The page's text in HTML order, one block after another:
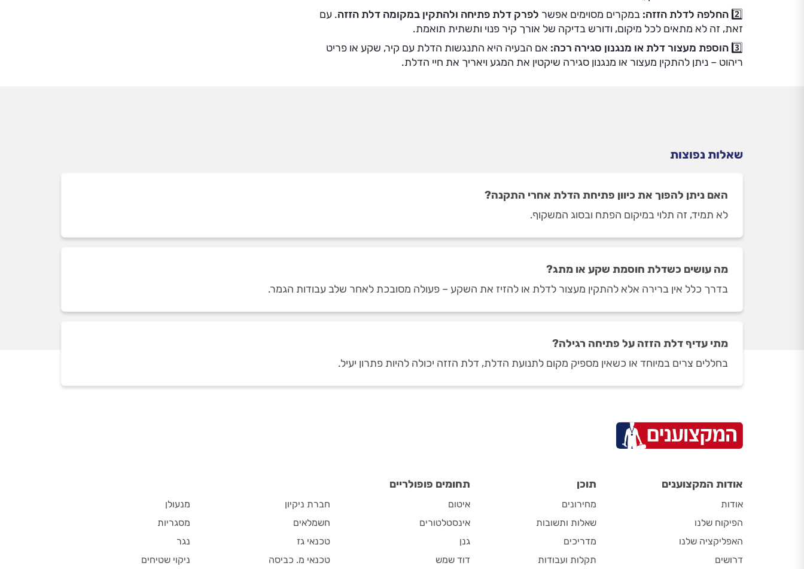
2️⃣ החלפה לדלת הזזה: במקרים מסוימים אפשר לפרק דלת פתיחה ולהתקין במקומה דלת הזזה. עם
זאת, זה לא מתאים לכל מיקום, ודורש בדיקה של אורך קיר פנוי ותשתית תואמת.
3️⃣ הוספת מעצור דלת או מנגנון סגירה רכה: אם הבעיה היא התנגשות הדלת עם קיר, שקע או פריט
ריהוט – ניתן להתקין מעצור או מנגנון סגירה שיקטין את המגע ויאריך את חיי הדלת.
שאלות נפוצות
האם ניתן להפוך את כיוון פתיחת הדלת אחרי התקנה?
לא תמיד, זה תלוי במיקום הפתח ובסוג המשקוף.
מה עושים כשדלת חוסמת שקע או מתג?
בדרך כלל אין ברירה אלא להתקין מעצור לדלת או להזיז את השקע – פעולה מסובכת לאחר שלב עבודות הגמר.
מתי עדיף דלת הזזה על פתיחה רגילה?
בחללים צרים במיוחד או כשאין מספיק מקום לתנועת הדלת, דלת הזזה יכולה להיות פתרון יעיל.
אודות המקצוענים
אודות
הפיקוח שלנו
האפליקציה שלנו
דרושים
תוכן
מחירונים
שאלות ותשובות
מדריכים
תקלות ועבודות
תחומים פופולריים
איטום
אינסטלטורים
גנן
דוד שמש
חברת ניקיון
חשמלאים
טכנאי גז
טכנאי מ. כביסה
מנעולן
מסגריות
נגר
ניקוי שטיחים